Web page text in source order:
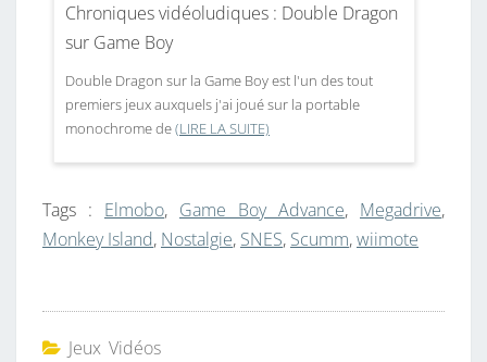
Chroniques vidéoludiques : Double Dragon
sur Game Boy
Double Dragon sur la Game Boy est l'un des tout
premiers jeux auxquels j'ai joué sur la portable
monochrome de(LIRE LA SUITE)
Tags : Elmobo, Game Boy Advance, Megadrive,
Monkey Island, Nostalgie, SNES, Scumm,wiimote
Jeux Vidéos